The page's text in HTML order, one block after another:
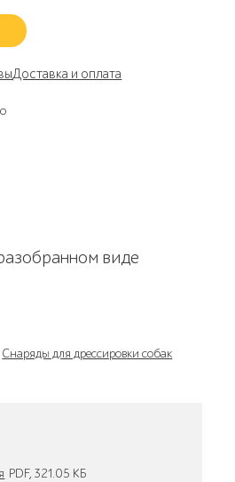
Доставка и оплата
виде
Снаряды для дрессировки собак
PDF, 321.05 KБ